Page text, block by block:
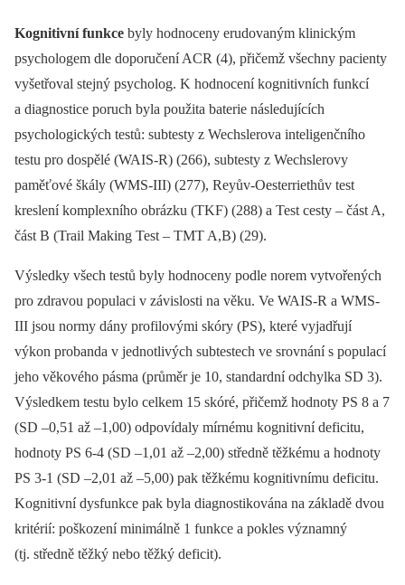
Kognitivní funkce byly hodnoceny erudovaným klinickým
psychologem dle doporučení ACR (4), přičemž všechny pacienty
vyšetřoval stejný psycholog. K hodnocení kognitivních funkcí
a diagnostice poruch byla použita baterie následujících
psychologických testů: subtesty z Wechslerova inteligenčního
testu pro dospělé (WAIS-R) (266), subtesty z Wechslerovy
paměťové škály (WMS-III) (277), Reyův-Oesterriethův test
kreslení komplexního obrázku (TKF) (288) a Test cesty –⁠ část A,
část B (Trail Making Test –⁠ TMT A,B) (29).
Výsledky všech testů byly hodnoceny podle norem vytvořených
pro zdravou populaci v závislosti na věku. Ve WAIS-R a WMS-
III jsou normy dány profilovými skóry (PS), které vyjadřují
výkon probanda v jednotlivých subtestech ve srovnání s populací
jeho věkového pásma (průměr je 10, standardní odchylka SD 3).
Výsledkem testu bylo celkem 15 skóré, přičemž hodnoty PS 8 a 7
(SD –0,51 až –1,00) odpovídaly mírnému kognitivní deficitu,
hodnoty PS 6-4 (SD –1,01 až –2,00) středně těžkému a hodnoty
PS 3-1 (SD –2,01 až –5,00) pak těžkému kognitivnímu deficitu.
Kognitivní dysfunkce pak byla diagnostikována na základě dvou
kritérií: poškození minimálně 1 funkce a pokles významný
(tj. středně těžký nebo těžký deficit).